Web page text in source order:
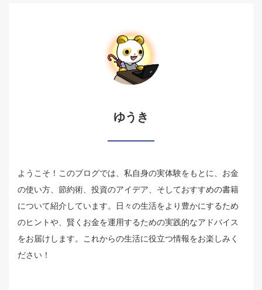
ゆうき
ようこそ！このブログでは、私自身の実体験をもとに、お金
の使い方、節約術、投資のアイデア、そしておすすめの書籍
について紹介しています。日々の生活をより豊かにするため
のヒントや、賢くお金を運用するための実践的なアドバイス
をお届けします。これからの生活に役立つ情報をお楽しみく
ださい！